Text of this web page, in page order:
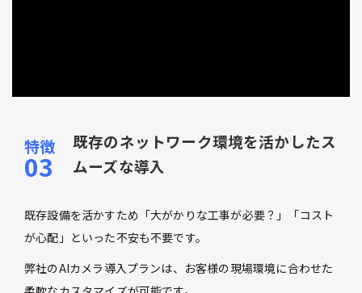
既存のネットワーク環境を活かしたス
ムーズな導入
既存設備を活かすため「大がかりな工事が必要？」「コスト
が心配」といった不安も不要です。
弊社のAIカメラ導入プランは、お客様の現場環境に合わせた